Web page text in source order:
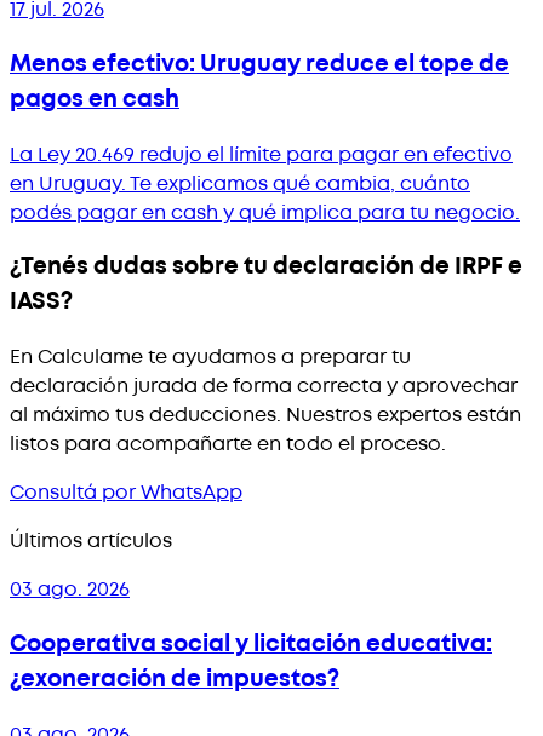
17 jul. 2026
Menos efectivo: Uruguay reduce el tope de
pagos en cash
La Ley 20.469 redujo el límite para pagar en efectivo
en Uruguay. Te explicamos qué cambia, cuánto
podés pagar en cash y qué implica para tu negocio.
¿Tenés dudas sobre tu declaración de IRPF e
IASS?
En Calculame te ayudamos a preparar tu
declaración jurada de forma correcta y aprovechar
al máximo tus deducciones. Nuestros expertos están
listos para acompañarte en todo el proceso.
Consultá por WhatsApp
Últimos artículos
03 ago. 2026
Cooperativa social y licitación educativa:
¿exoneración de impuestos?